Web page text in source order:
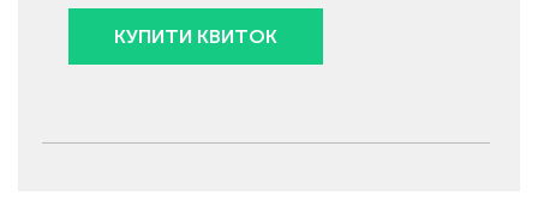
КУПИТИ КВИТОК